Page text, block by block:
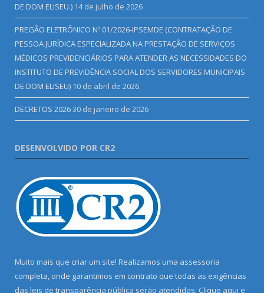
DE DOM ELISEU.) 14 de julho de 2026
PREGÃO ELETRÔNICO Nº 01/2026-IPSEMDE (CONTRATAÇÃO DE
PESSOA JURÍDICA ESPECIALIZADA NA PRESTAÇÃO DE SERVIÇOS
MÉDICOS PREVIDENCIÁRIOS PARA ATENDER AS NECESSIDADES DO
INSTITUTO DE PREVIDÊNCIA SOCIAL DOS SERVIDORES MUNICIPAIS
DE DOM ELISEU) 10 de abril de 2026
DECRETOS 202630 de janeiro de 2026
DESENVOLVIDO POR CR2
Muito mais que criar um site! Realizamos uma assessoria
completa, onde garantimos em contrato que todas as exigências
das leis de transparência pública serão atendidas. Clique aqui e